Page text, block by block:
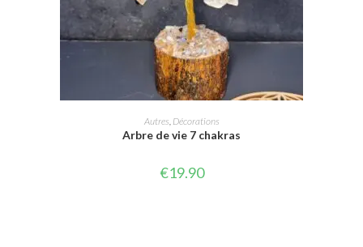
LIRE LA SUITE
Autres, Décorations
Arbre de vie 7 chakras
€19.90